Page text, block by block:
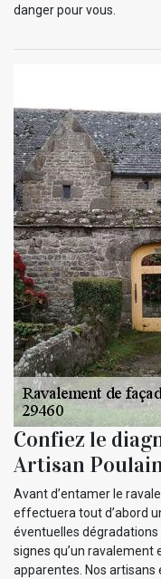
danger pour vous.
Confiez le
Artisan
Avant d’entamer le
effectuera tout d’abord
éventuelles dégradations
signes qu’un ravalement
apparentes. Nos